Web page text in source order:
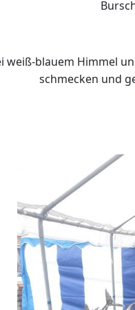
weiß-blauem Himmel
schmecken und